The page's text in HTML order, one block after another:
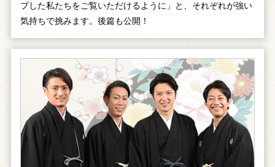
プした私たちをご覧いただけるように」と、それぞれが強い
気持ちで挑みます。後篇も公開！